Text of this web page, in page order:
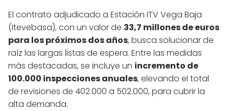
El contrato adjudicado a Estación ITV Vega Baja
(Itevebasa), con un valor de 33,7 millones de euros
para los próximos dos años, busca solucionar de
raíz las largas listas de espera. Entre las medidas
más destacadas, se incluye un incremento de
100.000 inspecciones anuales, elevando el total
de revisiones de 402.000 a 502.000, para cubrir la
alta demanda.